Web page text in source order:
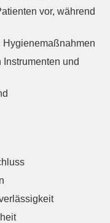
vor, während
Hygienemaßnahmen
und